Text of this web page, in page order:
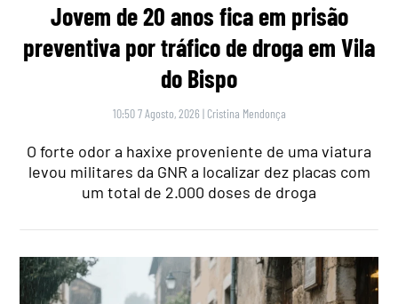
Jovem de 20 anos fica em prisão
preventiva por tráfico de droga em Vila
do Bispo
10:50 7 Agosto, 2026 | Cristina Mendonça
O forte odor a haxixe proveniente de uma viatura
levou militares da GNR a localizar dez placas com
um total de 2.000 doses de droga